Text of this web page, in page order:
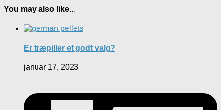
You may also like...
Er træpiller et godt valg?
januar 17, 2023